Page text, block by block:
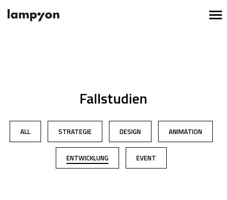
Fallstudien
ALL STRATEGIE DESIGN ANIMATION
ENTWICKLUNG EVENT